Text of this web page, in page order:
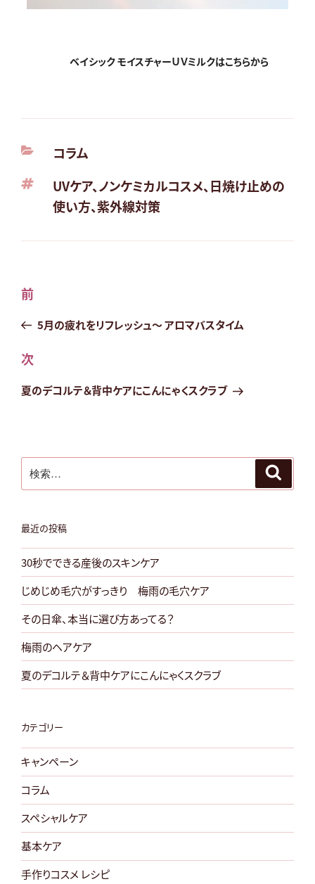
ベイシック モイスチャーＵＶミルクはこちらから
カ
ゴ
リ
コラム
タ
グ
UVケア、ノンケミカルコスメ、日焼け止めの
使い方、紫外線対策
稿
ナ
ゲ
シ
前
投
前
5月の疲れをリフレッシュ～ アロマバスタイム
次
投
次
夏のデコルテ＆背中ケアにこんにゃくスクラブ
索:
最近の投稿
30秒でできる産後のスキンケア
じめじめ毛穴がすっきり 梅雨の毛穴ケア
その日傘、本当に選び方あってる？
梅雨のヘアケア
夏のデコルテ＆背中ケアにこんにゃくスクラブ
カテゴリー
キャンペーン
コラム
スペシャルケア
基本ケア
手作りコスメ レシピ